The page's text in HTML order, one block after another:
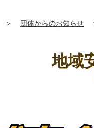
＞ 団体からのお知らせ
地域